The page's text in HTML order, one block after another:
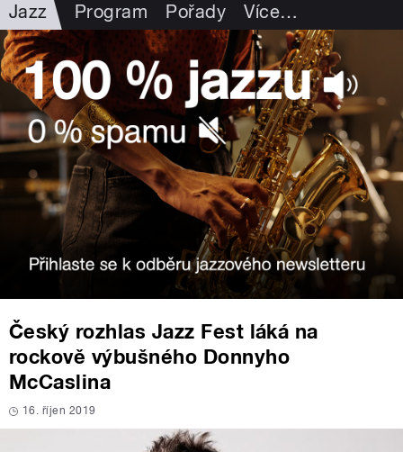
Jazz Program Pořady Více…
Český rozhlas Jazz Fest láká na
rockově výbušného Donnyho
McCaslina
16. říjen 2019